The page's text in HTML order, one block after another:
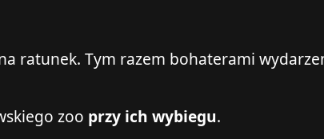
ratunek. Tym razem bohaterami
zoo przy ich wybiegu.